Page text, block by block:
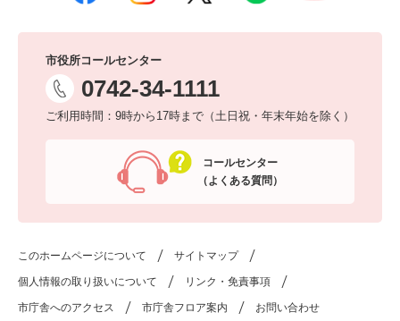
市役所コールセンター
0742-34-1111
ご利用時間：9時から17時まで（土日祝・年末年始を除く）
コールセンター
（よくある質問）
このホームページについて サイトマップ
個人情報の取り扱いについて リンク・免責事項
市庁舎へのアクセス 市庁舎フロア案内 お問い合わせ